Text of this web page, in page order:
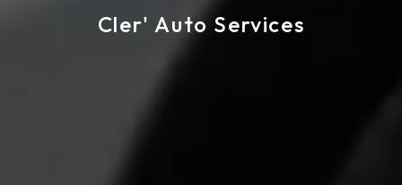
Cler' Auto Services